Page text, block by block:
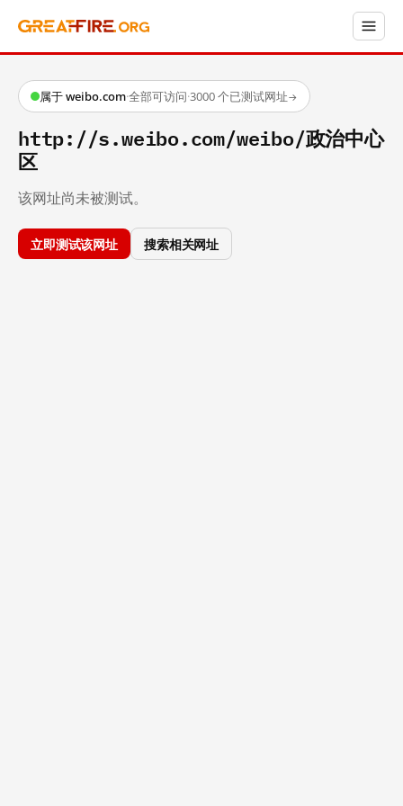
属于 weibo.com·全部可访问·3000 个已测试网址→
http://s.weibo.com/weibo/政治中心
区
该网址尚未被测试。
立即测试该网址 搜索相关网址